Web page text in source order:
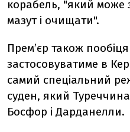
корабель, "який може
мазут і очищати".
Прем’єр також
застосовуватиме в
самий спеціальний
суден, який
Босфор і Дарданелли.